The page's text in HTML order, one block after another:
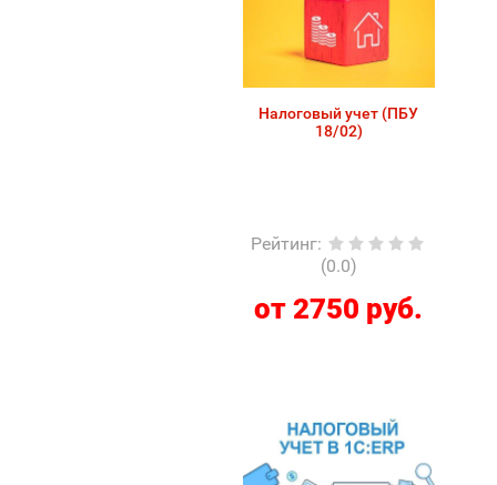
Налоговый учет (ПБУ
18/02)
Рейтинг:
(0.0)
от 2750 руб.